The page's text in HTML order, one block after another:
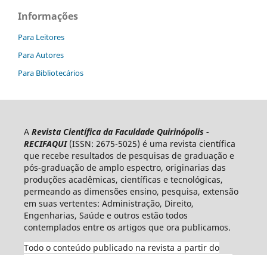
Informações
Para Leitores
Para Autores
Para Bibliotecários
A Revista Científica da Faculdade Quirinópolis -
RECIFAQUI (ISSN: 2675-5025) é uma revista científica
que recebe resultados de pesquisas de graduação e
pós-graduação de amplo espectro, originarias das
produções acadêmicas, científicas e tecnológicas,
permeando as dimensões ensino, pesquisa, extensão
em suas vertentes: Administração, Direito,
Engenharias, Saúde e outros estão todos
contemplados entre os artigos que ora publicamos.
Todo o conteúdo publicado na revista a partir do